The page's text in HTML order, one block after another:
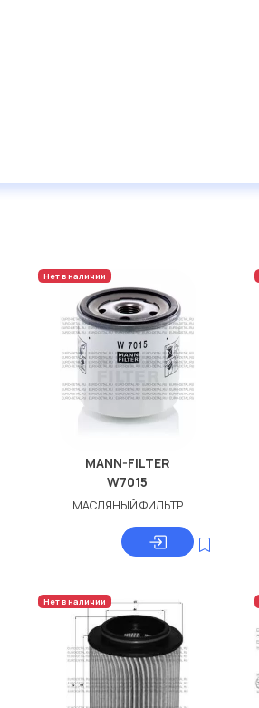
Нет в наличии
MANN-FILTER
W7015
МАСЛЯНЫЙ ФИЛЬТР
Нет в наличии